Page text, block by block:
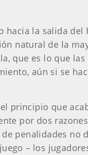
la salida del
natural de la
que es lo que las
aún si se
principio que
por dos
penalidades no
– los